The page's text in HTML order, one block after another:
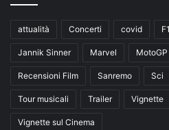
attualità Concerti covid F1
Jannik Sinner Marvel MotoGP
Recensioni Film Sanremo Sci
Tour musicali Trailer Vignette
Vignette sul Cinema